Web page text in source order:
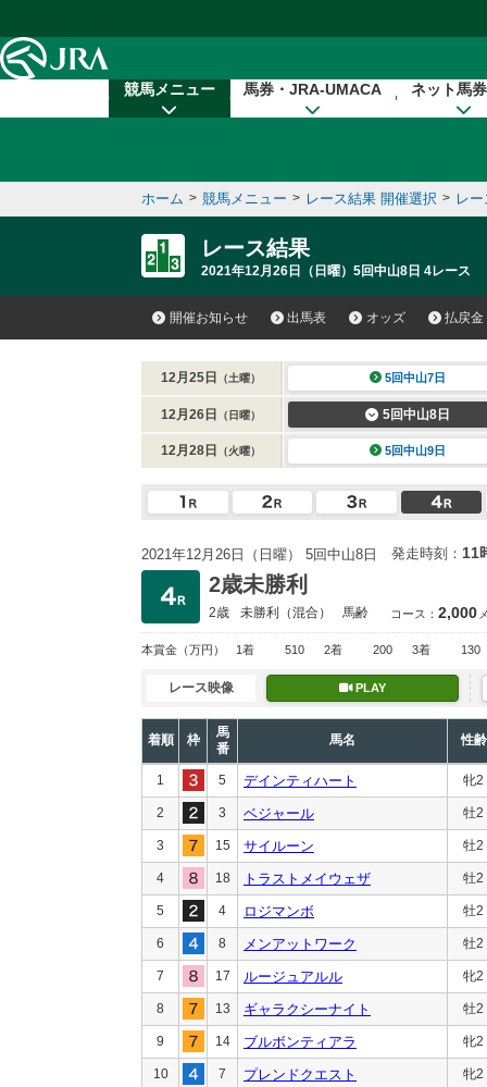
競馬メニュー 馬券・JRA-UMACA ネット馬
ホーム > 競馬メニュー > レース結果 開催選択 > レ
レース結果
2021年12月26日（日曜）5回中山8日 4レース
開催お知らせ 出馬表 オッズ 払戻金
12月25日 （土曜） 5回中山7日
12月26日 （日曜） 5回中山8日
12月28日 （火曜） 5回中山9日
2021年12月26日（日曜） 5回中山8日 発走時刻： 11
2歳未勝利
2歳 未勝利 （混合） 馬齢 コース： 2,000
本賞金 （万円） 1着 510 2着 200 3着 130
レース映像 PLAY
着順 枠
馬
番
馬名 性齢
1 5 デインティハート 牝2
2 3 ベジャール 牡2
3 15 サイルーン 牡2
4 18 トラストメイウェザ 牡2
5 4 ロジマンボ 牡2
6 8 メンアットワーク 牡2
7 17 ルージュアルル 牝2
8 13 ギャラクシーナイト 牡2
9 14 ブルボンティアラ 牝2
10 7 プレンドクエスト 牝2